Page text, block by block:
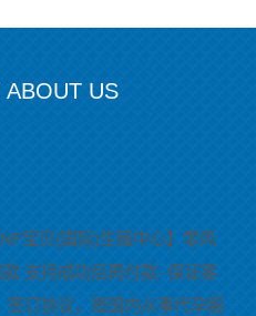
US
宝贝(国际)生殖中心】零风
支持成功后再付款- 保证客
签订协议，是国内从事代孕服